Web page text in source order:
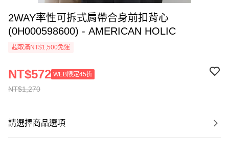
2WAY率性可拆式肩帶合身前扣背心
(0H000598600) - AMERICAN HOLIC
超取滿NT$1,500免運
NT$1,270
NT$572 WEB限定45折
請選擇商品選項